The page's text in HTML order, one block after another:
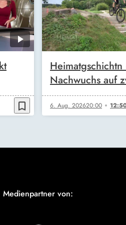
bookmark_border
Nachwuchs auf
6. Aug. 202620:00
Medienpartner von: